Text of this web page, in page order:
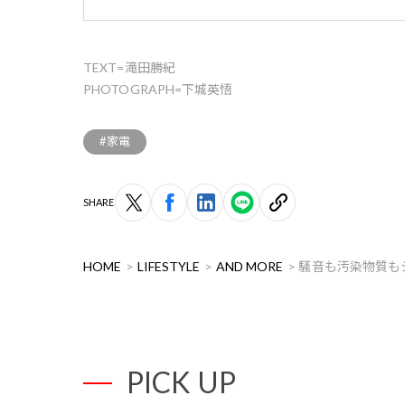
TEXT=滝田勝紀
PHOTOGRAPH=下城英悟
#家電
SHARE
HOME LIFESTYLE AND MORE 騒音も汚染物質
PICK UP